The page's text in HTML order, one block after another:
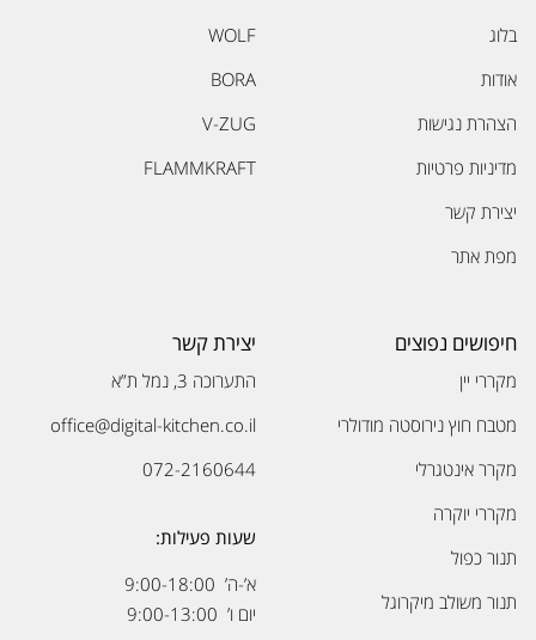
בלוג
אודות
הצהרת נגישות
מדיניות פרטיות
יצירת קשר
מפת אתר
WOLF
BORA
V-ZUG
FLAMMKRAFT
חיפושים נפוצים
מקררי יין
מטבח חוץ נירוסטה מודולרי
מקרר אינטגרלי
מקררי יוקרה
תנור כפול
תנור משולב מיקרוגל
יצירת קשר
התערוכה 3, נמל ת”א
office@digital-kitchen.co.il
072-2160644
שעות פעילות:
א’-ה’ 9:00-18:00
יום ו’ 9:00-13:00